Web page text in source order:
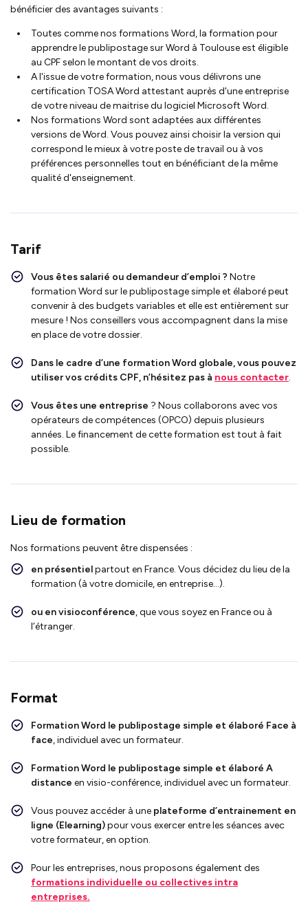
bénéficier des avantages suivants :
Toutes comme nos formations Word, la formation pour
apprendre le publipostage sur Word à Toulouse est éligible
au CPF selon le montant de vos droits.
A l'issue de votre formation, nous vous délivrons une
certification TOSA Word attestant auprès d'une entreprise
de votre niveau de maitrise du logiciel Microsoft Word.
Nos formations Word sont adaptées aux différentes
versions de Word. Vous pouvez ainsi choisir la version qui
correspond le mieux à votre poste de travail ou à vos
préférences personnelles tout en bénéficiant de la même
qualité d'enseignement.
Tarif
Vous êtes salarié ou demandeur d’emploi ? Notre
formation Word sur le publipostage simple et élaboré peut
convenir à des budgets variables et elle est entièrement sur
mesure ! Nos conseillers vous accompagnent dans la mise
en place de votre dossier.
Dans le cadre d’une formation Word globale, vous pouvez
utiliser vos crédits CPF, n’hésitez pas à nous contacter.
Vous êtes une entreprise ? Nous collaborons avec vos
opérateurs de compétences (OPCO) depuis plusieurs
années. Le financement de cette formation est tout à fait
possible.
Lieu de formation
Nos formations peuvent être dispensées :
en présentielpartout en France. Vous décidez du lieu de la
formation (à votre domicile, en entreprise…).
ou en visioconférence, que vous soyez en France ou à
l’étranger.
Format
Formation Word le publipostage simple et élaboré Face à
face, individuel avec un formateur.
Formation Word le publipostage simple et élaboré A
distance en visio-conférence, individuel avec un formateur.
Vous pouvez accéder à une plateforme d’entrainement en
ligne (Elearning)pour vous exercer entre les séances avec
votre formateur, en option.
Pour les entreprises, nous proposons également des
formations individuelle ou collectives intra
entreprises.